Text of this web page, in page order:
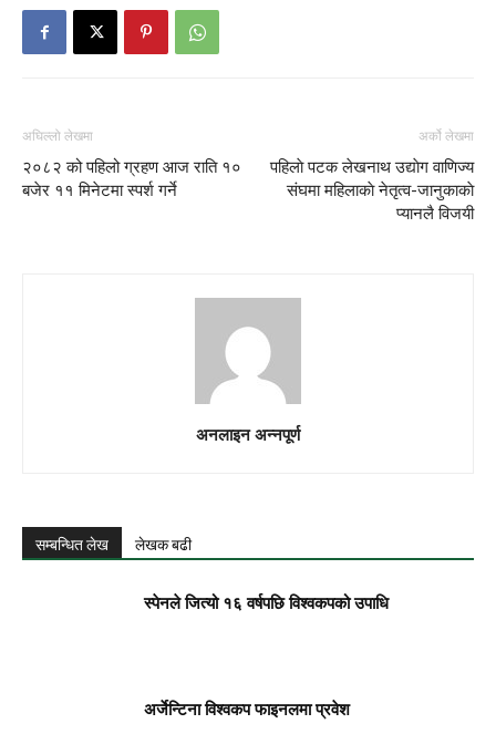
अघिल्लो लेखमा
२०८२ को पहिलो ग्रहण आज राति १०
बजेर ११ मिनेटमा स्पर्श गर्ने
अर्को लेखमा
पहिलाे पटक लेखनाथ उद्याेग वाणिज्य
संघमा महिलाकाे नेतृत्व-जानुकाकाे
प्यानलै विजयी
अनलाइन अन्नपूर्ण
सम्बन्धित लेख लेखक बढी
स्पेनले जित्यो १६ वर्षपछि विश्वकपको उपाधि
अर्जेन्टिना विश्वकप फाइनलमा प्रवेश